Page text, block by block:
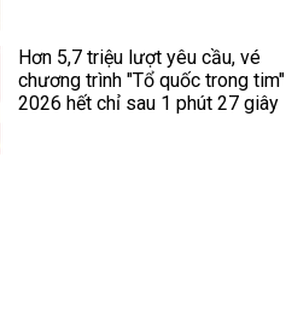
Hơn 5,7 triệu lượt yêu cầu, vé
chương trình "Tổ quốc trong tim"
2026 hết chỉ sau 1 phút 27 giây